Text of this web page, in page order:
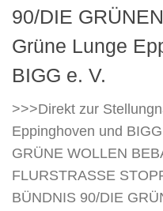
90/DIE
Grüne Lunge
BIGG e. V.
>>>Direkt zur
Eppinghoven und
GRÜNE WOLLEN
FLURSTRASSE
BÜNDNIS 90/DIE